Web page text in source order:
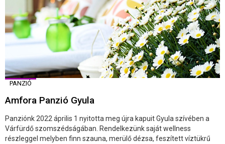
PANZIÓ
Amfora Panzió Gyula
Panziónk 2022 április 1 nyitotta meg újra kapuit Gyula szívében a
Várfürdő szomszédságában. Rendelkezünk saját wellness
részleggel melyben finn szauna, merülő dézsa, feszített víztükrű